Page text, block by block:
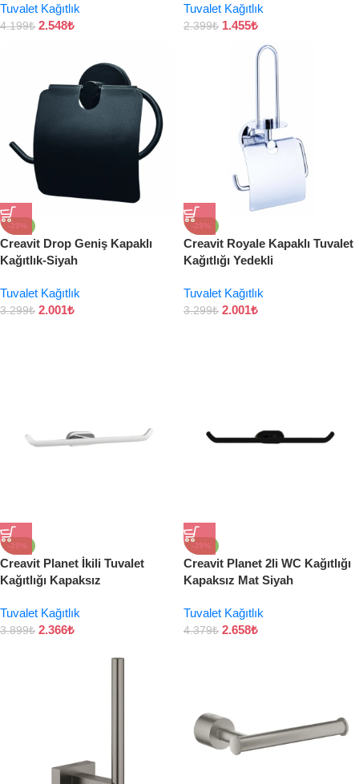
Tuvalet Kağıtlık
4.199₺ 2.548₺
Tuvalet Kağıtlık
2.399₺ 1.455₺
-39%
Creavit Drop Geniş Kapaklı
Kağıtlık-Siyah
Tuvalet Kağıtlık
3.299₺ 2.001₺
-39%
Creavit Royale Kapaklı Tuvalet
Kağıtlığı Yedekli
Tuvalet Kağıtlık
3.299₺ 2.001₺
-39%
Creavit Planet İkili Tuvalet
Kağıtlığı Kapaksız
Tuvalet Kağıtlık
3.899₺ 2.366₺
-39%
Creavit Planet 2li WC Kağıtlığı
Kapaksız Mat Siyah
Tuvalet Kağıtlık
4.379₺ 2.658₺